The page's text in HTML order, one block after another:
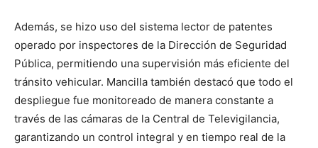
Además, se hizo uso del sistema lector de patentes
operado por inspectores de la Dirección de Seguridad
Pública, permitiendo una supervisión más eficiente del
tránsito vehicular. Mancilla también destacó que todo el
despliegue fue monitoreado de manera constante a
través de las cámaras de la Central de Televigilancia,
garantizando un control integral y en tiempo real de la